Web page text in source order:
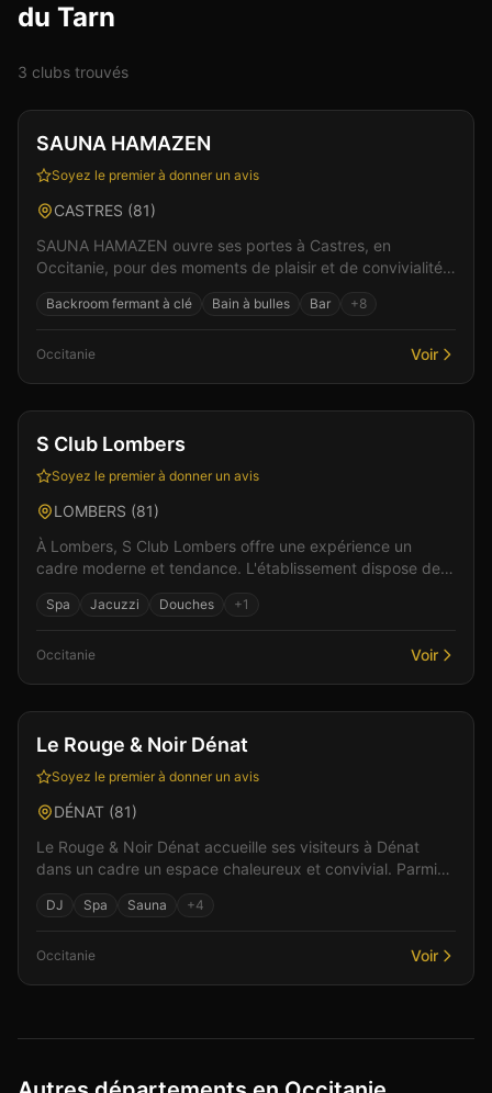
du Tarn
3 clubs trouvés
SAUNA HAMAZEN
Soyez le premier à donner un avis
CASTRES (81)
SAUNA HAMAZEN ouvre ses portes à Castres, en
Occitanie, pour des moments de plaisir et de convivialité.
Backroom fermant à clé Bain à bulles Bar +8
Occitanie Voir
Spa & Wellness
S Club Lombers
Soyez le premier à donner un avis
LOMBERS (81)
À Lombers, S Club Lombers offre une expérience un
cadre moderne et tendance. L'établissement dispose de
Spa Jacuzzi Douches +1
Occitanie Voir
Club Discothèque +3
Le Rouge & Noir Dénat
Soyez le premier à donner un avis
DÉNAT (81)
Le Rouge & Noir Dénat accueille ses visiteurs à Dénat
dans un cadre un espace chaleureux et convivial. Parmi
DJ Spa Sauna +4
Occitanie Voir